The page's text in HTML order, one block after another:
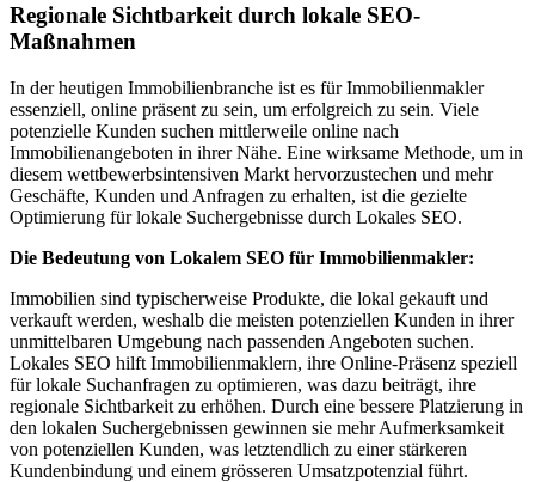
Regionale Sichtbarkeit durch lokale SEO-
Maßnahmen
In der heutigen Immobilienbranche ist es für Immobilienmakler
essenziell, online präsent zu sein, um erfolgreich zu sein. Viele
potenzielle Kunden suchen mittlerweile online nach
Immobilienangeboten in ihrer Nähe. Eine wirksame Methode, um in
diesem wettbewerbsintensiven Markt hervorzustechen und mehr
Geschäfte, Kunden und Anfragen zu erhalten, ist die gezielte
Optimierung für lokale Suchergebnisse durch Lokales SEO.
Die Bedeutung von Lokalem SEO für Immobilienmakler:
Immobilien sind typischerweise Produkte, die lokal gekauft und
verkauft werden, weshalb die meisten potenziellen Kunden in ihrer
unmittelbaren Umgebung nach passenden Angeboten suchen.
Lokales SEO hilft Immobilienmaklern, ihre Online-Präsenz speziell
für lokale Suchanfragen zu optimieren, was dazu beiträgt, ihre
regionale Sichtbarkeit zu erhöhen. Durch eine bessere Platzierung in
den lokalen Suchergebnissen gewinnen sie mehr Aufmerksamkeit
von potenziellen Kunden, was letztendlich zu einer stärkeren
Kundenbindung und einem grösseren Umsatzpotenzial führt.